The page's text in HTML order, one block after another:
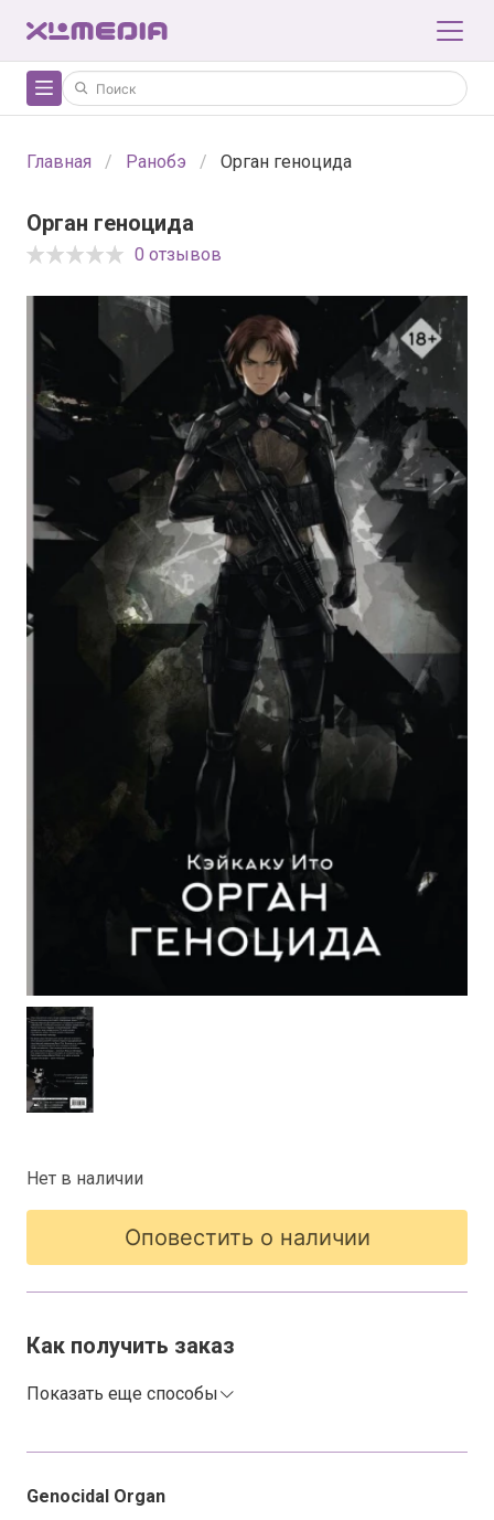
Главная Ранобэ Орган геноцида
Орган геноцида
0 отзывов
Genocidal Organ
Нет в наличии
Оповестить о наличии
Как получить заказ
Показать еще способы